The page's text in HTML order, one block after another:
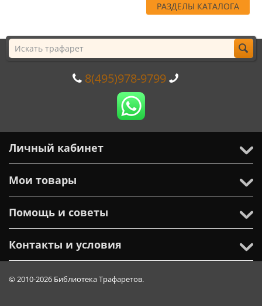
РАЗДЕЛЫ КАТАЛОГА
8(495)978-9799
Личный кабинет
Мои товары
Помощь и советы
Контакты и условия
© 2010-2026 Библиотека Трафаретов.